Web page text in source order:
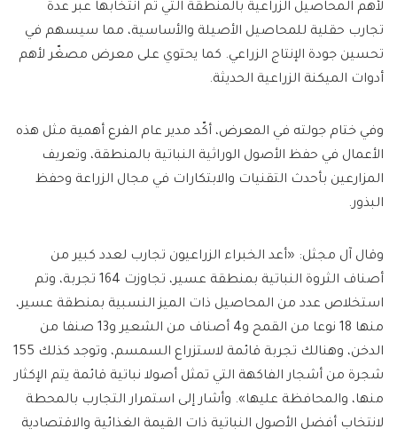
لأهم المحاصيل الزراعية بالمنطقة التي تم انتخابها عبر عدة
تجارب حقلية للمحاصيل الأصيلة والأساسية، مما سيسهم في
تحسين جودة الإنتاج الزراعي. كما يحتوي على معرض مصغّر لأهم
أدوات الميكنة الزراعية الحديثة.
وفي ختام جولته في المعرض، أكّد مدير عام الفرع أهمية مثل هذه
الأعمال في حفظ الأصول الوراثية النباتية بالمنطقة، وتعريف
المزارعين بأحدث التقنيات والابتكارات في مجال الزراعة وحفظ
البذور.
وقال آل مجثل: «أعد الخبراء الزراعيون تجارب لعدد كبير من
أصناف الثروة النباتية بمنطقة عسير، تجاوزت 164 تجربة، وتم
استخلاص عدد من المحاصيل ذات الميز النسبية بمنطقة عسير،
منها 18 نوعا من القمح و4 أصناف من الشعير و13 صنفا من
الدخن، وهنالك تجربة قائمة لاستزراع السمسم، وتوجد كذلك 155
شجرة من أشجار الفاكهة التي تمثل أصولا نباتية قائمة يتم الإكثار
منها، والمحافظة عليها». وأشار إلى استمرار التجارب بالمحطة
لانتخاب أفضل الأصول النباتية ذات القيمة الغذائية والاقتصادية